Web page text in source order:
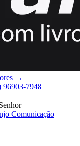
→
96903-7948
Comunicação